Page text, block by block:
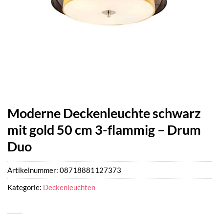
Moderne Deckenleuchte schwarz
mit gold 50 cm 3-flammig – Drum
Duo
Artikelnummer: 08718881127373
Kategorie: Deckenleuchten